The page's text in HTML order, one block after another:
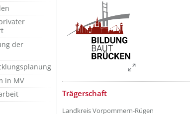
der
in MV
??? absaetzeOben[2]/titel ???
Trägerschaft
Landkreis Vorpommern-Rügen